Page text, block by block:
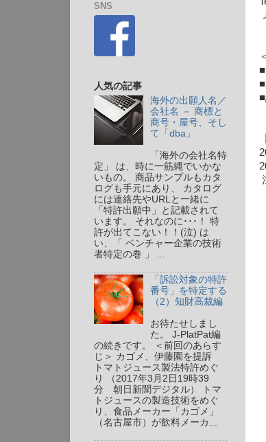
SNS
人気の記事
海外の出願人名／
会社名 － 商標と
商号・屋号、そし
て「dba」
「海外の会社名特
定」 は、時に一筋縄でいかな
いもの。 商品サンプルもカタ
ログも手元にあり、 カタログ
には連絡先やURLと一緒に
「特許出願中」と記載されて
います。 それなのに･･･！ 特
許が出てこない！！(泣) は
い、「 ベンチャー企業の技術
者特定の巻 」 ...
「訴訟対象の特許
番号」を特定する
（2）知財高裁編
お待たせしまし
た。 J-PlatPat編
の続きです。 ＜前回のあらす
じ＞ カゴメ、伊藤園を提訴
トマトジュース製法特許めぐ
り （2017年3月2日19時39
分 朝日新聞デジタル） トマ
トジュースの製造技術をめぐ
り、食品メーカー「カゴメ」
（名古屋市）が飲料メーカ...